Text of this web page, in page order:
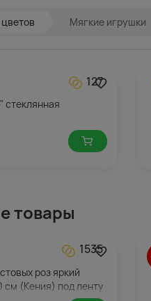
Мягкие игрушки
127
стеклянная
товары
1535
роз яркий
см (Кения) под ленту